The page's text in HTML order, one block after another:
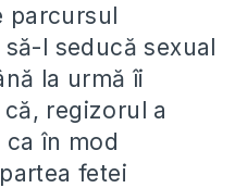
parcursul
l seducă sexual
la urmă îi
regizorul a
în mod
fetei